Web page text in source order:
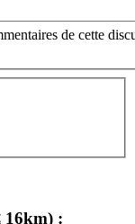
de cette
16km) :